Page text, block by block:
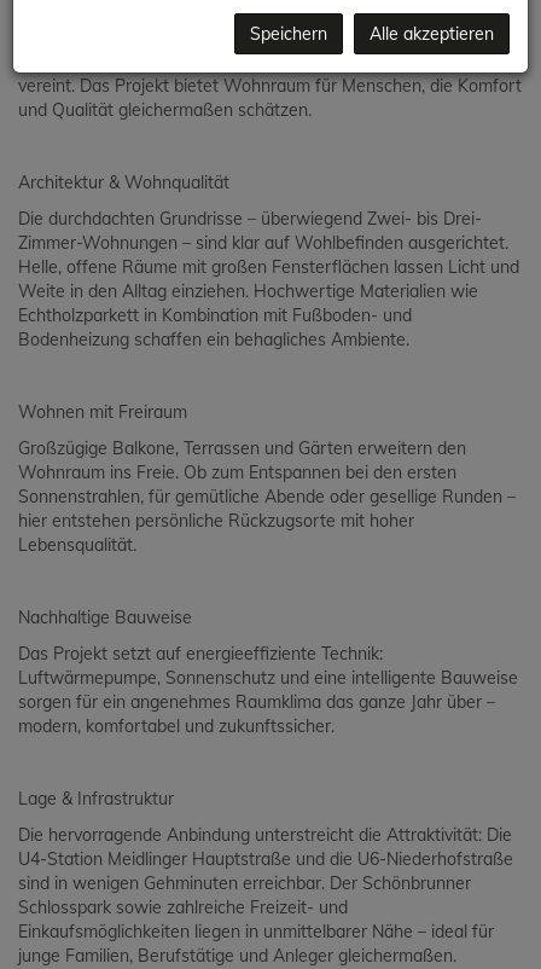
In einer der gefragtesten Lagen des 12. Bezirks entsteht ein
hochwertiges Neubauprojekt mit 66 Wohnungen, das modernes
vereint. Das Projekt bietet Wohnraum für Menschen, die Komfort
und Qualität gleichermaßen schätzen.
Architektur & Wohnqualität
Die durchdachten Grundrisse – überwiegend Zwei- bis Drei-
Zimmer-Wohnungen – sind klar auf Wohlbefinden ausgerichtet.
Helle, offene Räume mit großen Fensterflächen lassen Licht und
Weite in den Alltag einziehen. Hochwertige Materialien wie
Echtholzparkett in Kombination mit Fußboden- und
Bodenheizung schaffen ein behagliches Ambiente.
Wohnen mit Freiraum
Großzügige Balkone, Terrassen und Gärten erweitern den
Wohnraum ins Freie. Ob zum Entspannen bei den ersten
Sonnenstrahlen, für gemütliche Abende oder gesellige Runden –
hier entstehen persönliche Rückzugsorte mit hoher
Lebensqualität.
Nachhaltige Bauweise
Das Projekt setzt auf energieeffiziente Technik:
Luftwärmepumpe, Sonnenschutz und eine intelligente Bauweise
sorgen für ein angenehmes Raumklima das ganze Jahr über –
modern, komfortabel und zukunftssicher.
Lage & Infrastruktur
Die hervorragende Anbindung unterstreicht die Attraktivität: Die
U4-Station Meidlinger Hauptstraße und die U6-Niederhofstraße
sind in wenigen Gehminuten erreichbar. Der Schönbrunner
Schlosspark sowie zahlreiche Freizeit- und
Einkaufsmöglichkeiten liegen in unmittelbarer Nähe – ideal für
junge Familien, Berufstätige und Anleger gleichermaßen.
Speichern Alle akzeptieren